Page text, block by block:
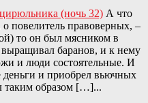
цирюльника (ночь 32) А что
о повелитель правоверных, –
то он был мясником в
выращивал баранов, и к нему
и люди состоятельные. И
и приобрел вьючных
таким образом […]...